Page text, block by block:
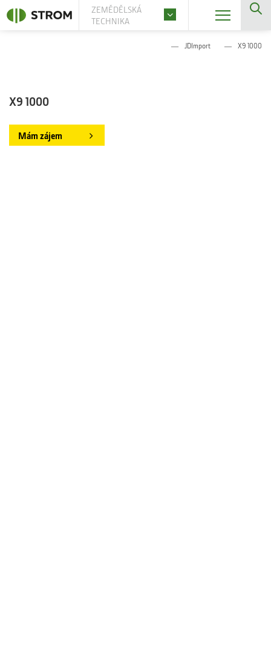
ZEMĚDĚLSKÁ
TECHNIKA
JDImport X9 1000
X9 1000
Mám zájem